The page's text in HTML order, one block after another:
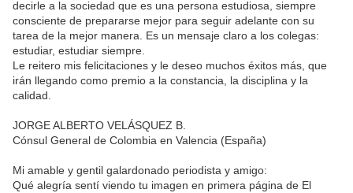
decirle a la sociedad que es una persona estudiosa, siempre
consciente de prepararse mejor para seguir adelante con su
tarea de la mejor manera. Es un mensaje claro a los colegas:
estudiar, estudiar siempre.
Le reitero mis felicitaciones y le deseo muchos éxitos más, que
irán llegando como premio a la constancia, la disciplina y la
calidad.
JORGE ALBERTO VELÁSQUEZ B.
Cónsul General de Colombia en Valencia (España)
Mi amable y gentil galardonado periodista y amigo:
Qué alegría sentí viendo tu imagen en primera página de El